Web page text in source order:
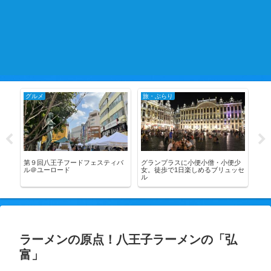
グルメ
第９回八王子フードフェスティバ
ル＠ユーロード
旅・ぶらり
グランプラスに小便小僧・小便少
女。徒歩で1日楽しめるブリュッセ
ル
ラーメンの原点！八王子ラーメンの「弘
富」